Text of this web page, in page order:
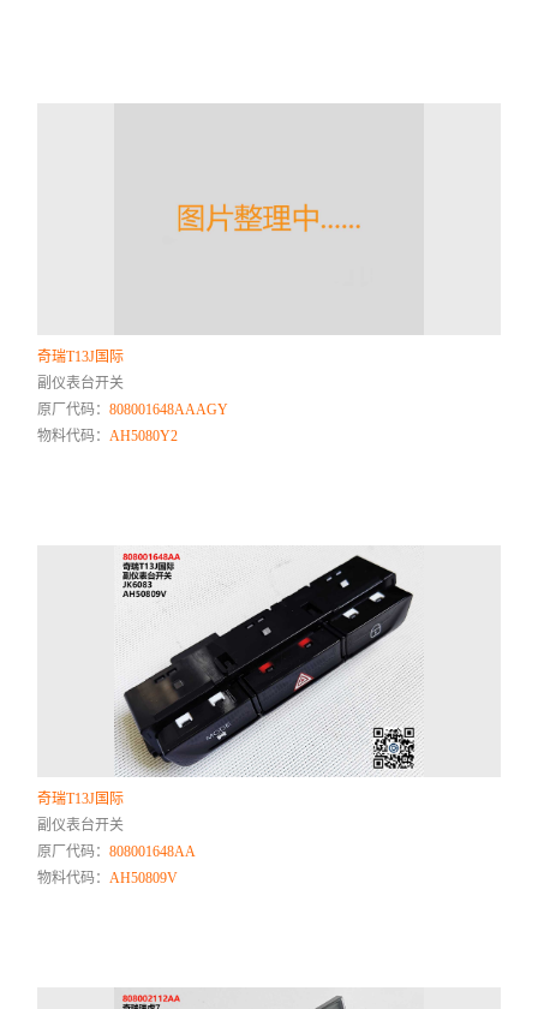
奇瑞T13J国际
副仪表台开关
原厂代码：808001648AAAGY
物料代码： AH5080Y2
奇瑞T13J国际
副仪表台开关
原厂代码：808001648AA
物料代码： AH50809V